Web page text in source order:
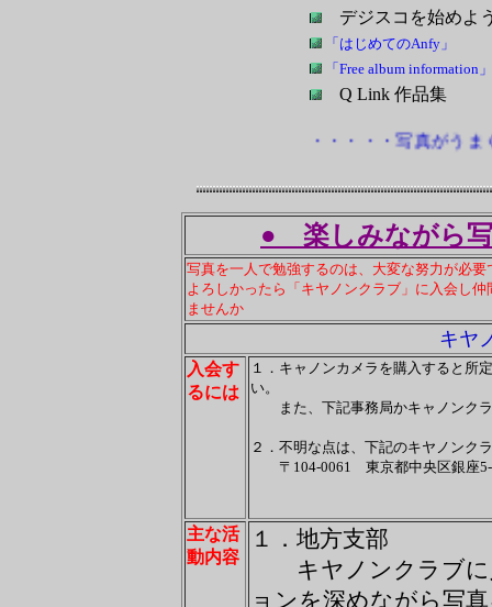
デジスコを始め
「はじめてのAnfy」
「Free album information」
Q Link 作品集
・・・・・写真が
● 楽しみながら写
写真を一人で勉強するのは、大変な努力が必要
よろしかったら「キヤノンクラブ」に入会し
ませんか
キヤ
入会す
るには
１．キャノンカメラを購入すると
い。
また、下記事務局かキャノンクラ
２．不明な点は、下記のキヤノンク
〒104-0061 東京都中央区銀座5-
主な活
動内容
１．地方支部
キヤノンクラブに
ョンを深めながら